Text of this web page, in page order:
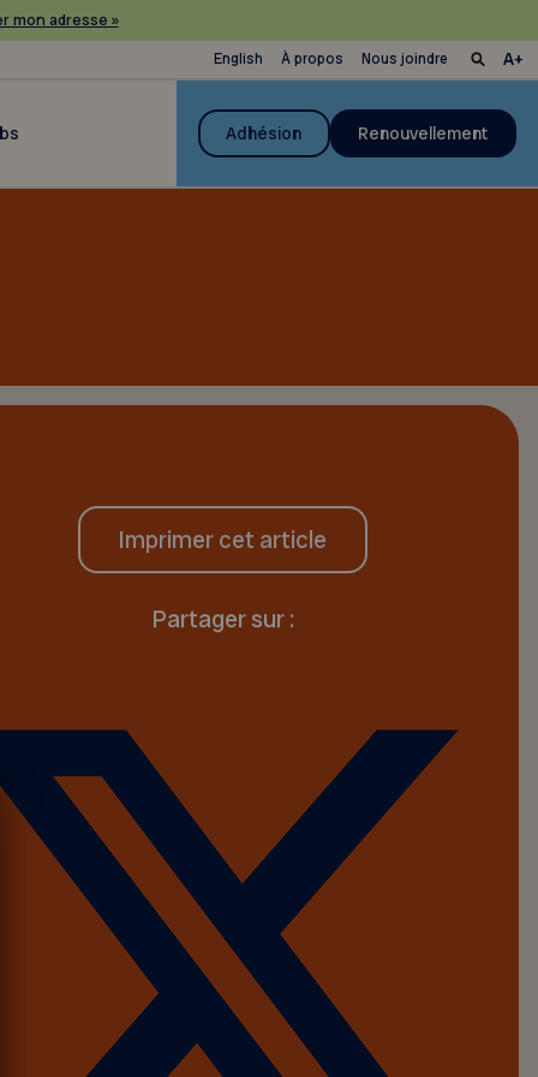
mon adresse »
English À propos Nous joindre
Adhésion Renouvellement
Imprimer cet article
Partager sur :